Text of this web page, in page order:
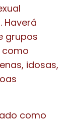
Haverá
grupos
como
idosas,
como